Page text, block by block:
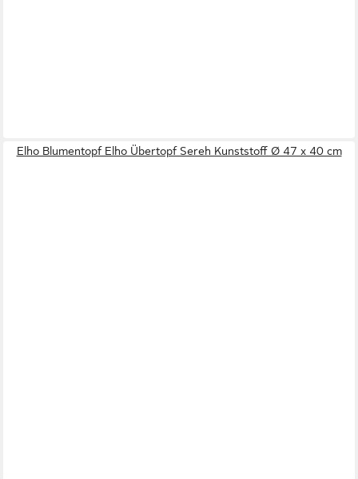
Elho Blumentopf Elho Übertopf Sereh Kunststoff Ø 47 x 40 cm